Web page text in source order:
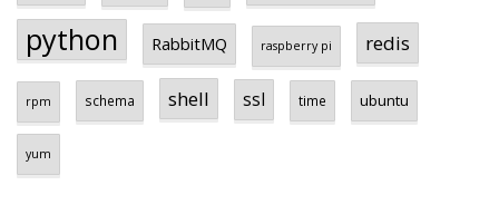
python RabbitMQ raspberry pi redis
rpm schema shell ssl time ubuntu
yum